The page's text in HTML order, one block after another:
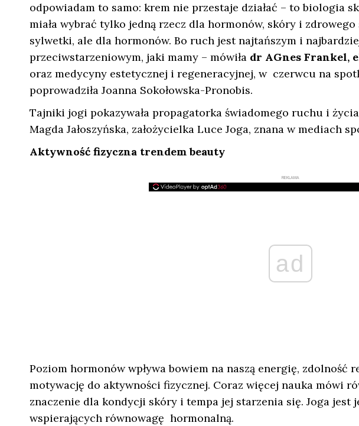
odpowiadam to samo: krem nie przestaje działać – to biologia
miała wybrać tylko jedną rzecz dla hormonów, skóry i zdrowego
sylwetki, ale dla hormonów. Bo ruch jest najtańszym i
przeciwstarzeniowym, jaki mamy – mówiła dr AGnes Frankel,
oraz medycyny estetycznej i regeneracyjnej, w czerwcu na
poprowadziła Joanna Sokołowska-Pronobis.
Tajniki jogi pokazywała propagatorka świadomego ruchu i
Magda Jałoszyńska, założycielka Luce Joga, znana w mediach
Aktywność fizyczna trendem beauty
REKLAMA
ad
Poziom hormonów wpływa bowiem na naszą energię, zdolność
motywację do aktywności fizycznej. Coraz więcej nauka mówi
znaczenie dla kondycji skóry i tempa jej starzenia się. Joga jest
wspierających równowagę hormonalną.